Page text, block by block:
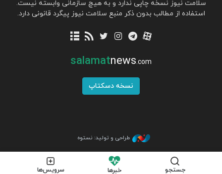
جستجو خبرها سرویس‌ها
سلامت نیوز نسخه چاپی ندارد و به هیچ سازمانی وابسته نیست.
استفاده از مطالب بدون ذکر منبع سلامت نیوز پیگرد قانونی دارد.
salamatnews.com
نسخه دسکتاپ
طراحی و تولید: نستوه